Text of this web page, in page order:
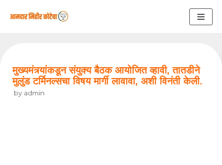
मुख्यमंत्र्यांकडून संयुक्य बैठक आयोजित व्हावी, तातडीने
मुलुंड टर्मिनल्सचा विषय मार्गी लावावा, अशी विनंती केली.
by admin